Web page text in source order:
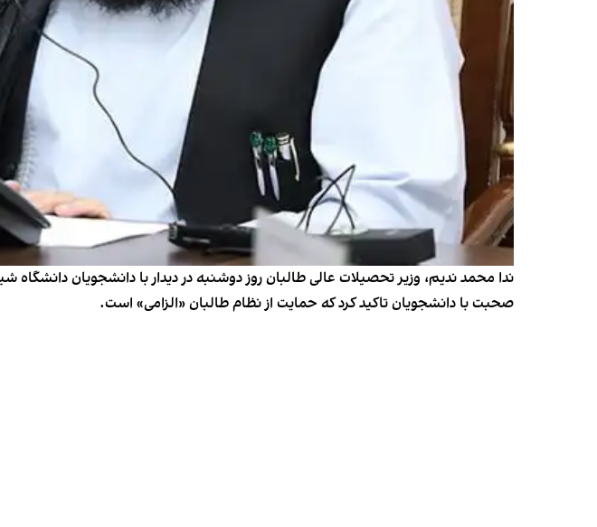
ندا محمد ندیم، وزیر تحصیلات عالی طالبان روز دوشنبه در دیدار با دانشجویان
صحبت با دانشجویان تاکید کرد که حمایت از نظام طالبان «الزامی» است.